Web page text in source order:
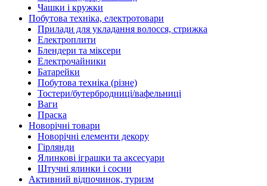
Чашки і кружки
Побутова техніка, електротовари
Прилади для укладання волосся, стрижка
Електроплити
Блендери та міксери
Електрочайники
Батарейки
Побутова техніка (різне)
Тостери/бутербродниці/вафельниці
Ваги
Праска
Новорічні товари
Новорічні елементи декору
Гірлянди
Ялинкові іграшки та аксесуари
Штучні ялинки і сосни
Активний відпочинок, туризм